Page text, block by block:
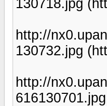
130718.jpg
http://
130732.jpg
http://